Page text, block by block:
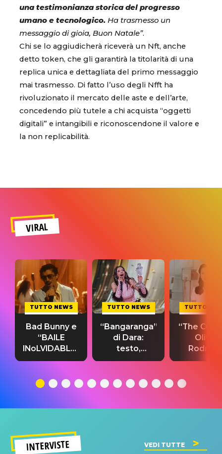
una testimonianza storica del progresso
umano e tecnologico. Ha trasmesso un
messaggio di gioia, Buon Natale”.
Chi se lo aggiudicherà riceverà un Nft, anche
detto token, che gli garantirà la titolarità di una
replica unica e dettagliata del primo messaggio
mai trasmesso. Di fatto l’uso degli Nfft ha
rivoluzionato il mercato delle aste e dell’arte,
concedendo più tutele a chi acquista “oggetti
digitali” e intangibili e riconoscendone il valore e
la non replicabilità.
VIRAL
TUTTO NEWS
Bad Bunny e
“BAILE
INoLVIDABLE”:
testo,
significato
TUTTO NEWS
“Bangaranga”
di Dara:
testo,
traduzione e
del singolo
TUTTO
“The
Olivia
testo,
INTERVISTE VEDI TUTTE